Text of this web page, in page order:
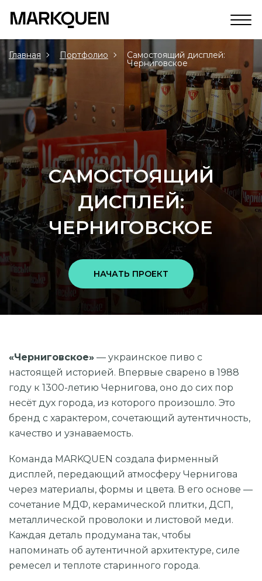
Главная Портфолио Самостоящий дисплей:
Черниговское
САМОСТОЯЩИЙ
ДИСПЛЕЙ:
ЧЕРНИГОВСКОЕ
НАЧАТЬ ПРОЕКТ
«Черниговское» — украинское пиво с
настоящей историей. Впервые сварено в 1988
году к 1300-летию Чернигова, оно до сих пор
несёт дух города, из которого произошло. Это
бренд с характером, сочетающий аутентичность,
качество и узнаваемость.
Команда MARKQUEN создала фирменный
дисплей, передающий атмосферу Чернигова
через материалы, формы и цвета. В его основе —
сочетание МДФ, керамической плитки, ДСП,
металлической проволоки и листовой меди.
Каждая деталь продумана так, чтобы
напоминать об аутентичной архитектуре, силе
ремесел и теплоте старинного города.